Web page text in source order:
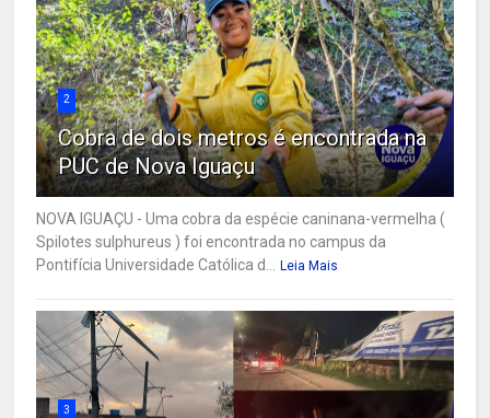
2
Cobra de dois metros é encontrada na
PUC de Nova Iguaçu
NOVA IGUAÇU - Uma cobra da espécie caninana-vermelha (
Spilotes sulphureus ) foi encontrada no campus da
Pontifícia Universidade Católica d...
Leia Mais
3